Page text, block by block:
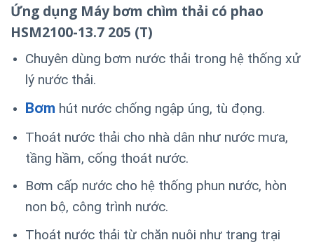
Ứng dụng Máy bơm chìm thải có phao
HSM2100-13.7 205 (T)
Chuyên dùng bơm nước thải trong hệ thống xử
lý nước thải.
Bơm hút nước chống ngập úng, tù đọng.
Thoát nước thải cho nhà dân như nước mưa,
tầng hầm, cống thoát nước.
Bơm cấp nước cho hệ thống phun nước, hòn
non bộ, công trình nước.
Thoát nước thải từ chăn nuôi như trang trại